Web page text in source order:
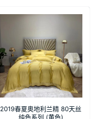
2019春夏奥地利兰精 80天丝
纯色系列 (黄色)